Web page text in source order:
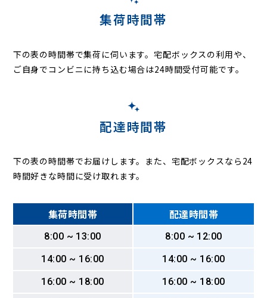
集荷時間帯
下の表の時間帯で集荷に伺います。宅配ボックスの利用や、
ご自身でコンビニに持ち込む場合は24時間受付可能です。
配達時間帯
下の表の時間帯でお届けします。また、宅配ボックスなら24
時間好きな時間に受け取れます。
集荷時間帯 配達時間帯
8:00 ~ 13:00
8:00 ~ 12:00
14:00 ~ 16:00
14:00 ~ 16:00
16:00 ~ 18:00
16:00 ~ 18:00